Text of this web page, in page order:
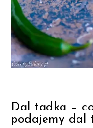
Dal tadka –
podajemy dal